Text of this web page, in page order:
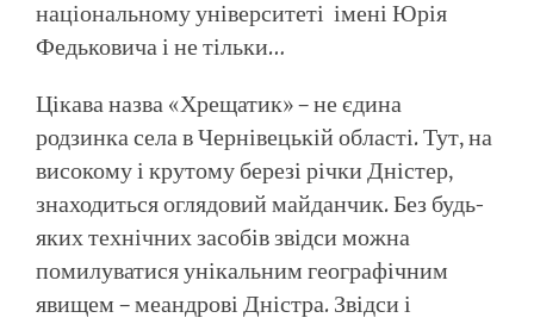
національному університеті імені Юрія
Федьковича і не тільки…
Цікава назва «Хрещатик» – не єдина
родзинка села в Чернівецькій області. Тут, на
високому і крутому березі річки Дністер,
знаходиться оглядовий майданчик. Без будь-
яких технічних засобів звідси можна
помилуватися унікальним географічним
явищем – меандрові Дністра. Звідси і